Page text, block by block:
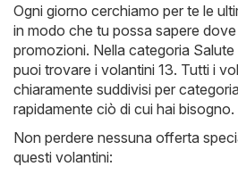
Ogni giorno cerchiamo per te le
in modo che tu possa sapere
promozioni. Nella categoria
puoi trovare i volantini 13. Tutti i
chiaramente suddivisi per
rapidamente ciò di cui hai bisogno.
Non perdere nessuna offerta
questi volantini: